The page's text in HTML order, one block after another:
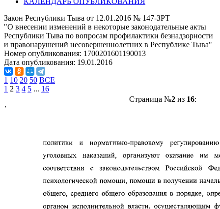
Закон Республики Тыва от 12.01.2016 № 147-ЗРТ
"О внесении изменений в некоторые законодательные акты
Республики Тыва по вопросам профилактики безнадзорности
и правонарушений несовершеннолетних в Республике Тыва"
Номер опубликования: 1700201601190013
Дата опубликования: 19.01.2016
1 10 20 50 ВСЕ
1 2 3 4 5 ... 16
Страница №2из 16: